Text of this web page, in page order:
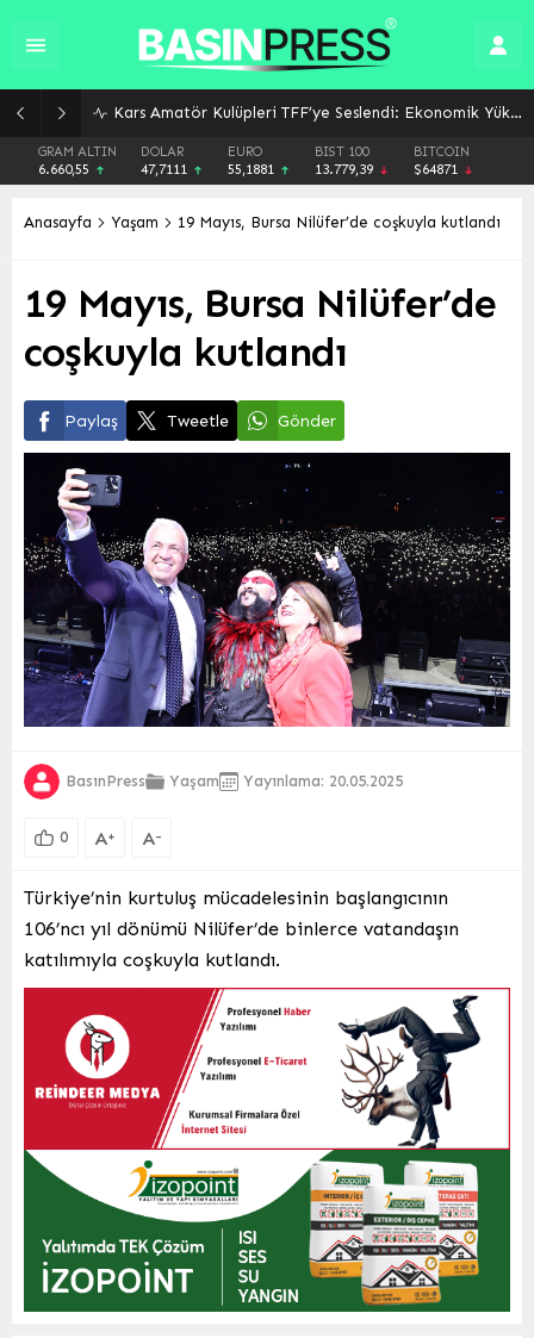
Kars Amatör Kulüpleri TFF’ye Seslendi: Ekonomik Yük Altındayız, Düzenlemeler Gözden Geçirilmeli!
GRAM ALTIN
6.660,55
DOLAR
47,7111
EURO
55,1881
BIST 100
13.779,39
BITCOIN
$64871
Anasayfa Yaşam 19 Mayıs, Bursa Nilüfer’de coşkuyla kutlandı
19 Mayıs, Bursa Nilüfer’de
coşkuyla kutlandı
Paylaş Tweetle Gönder
BasınPress Yaşam Yayınlama: 20.05.2025
0 A+ A-
Türkiye’nin kurtuluş mücadelesinin başlangıcının
106’ncı yıl dönümü Nilüfer’de binlerce vatandaşın
katılımıyla coşkuyla kutlandı.